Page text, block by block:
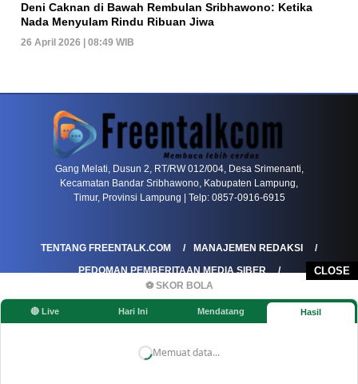
CLOSE
⚽ SKOR BOLA
🔴 Live Hari Ini Mendatang Hasil
Memuat data...
Deni Caknan di Bawah Rembulan Sribhawono: Ketika
Nada Menyulam Rindu Ribuan Jiwa
26 April 2026 | 08:49 WIB
PETIR800 LOGIN Baccarat Dan Evolusi Game Meja Digital
Gang Melati, Dusun 2, RT/RW 012/004, Desa Srimenanti,
Kecamatan Bandar Sribhawono, Kabupaten Lampung,
Timur, Provinsi Lampung | Telp: 0857-0916-6915
TENTANG FREENTALK.COM
MANAJEMEN REDAKSI
PEDOMAN PEMBERITAAN MEDIA SIBER
KOREKSI & KLARIFIKASI
KEBIJAKAN IKLAN / ADVERTORIAL